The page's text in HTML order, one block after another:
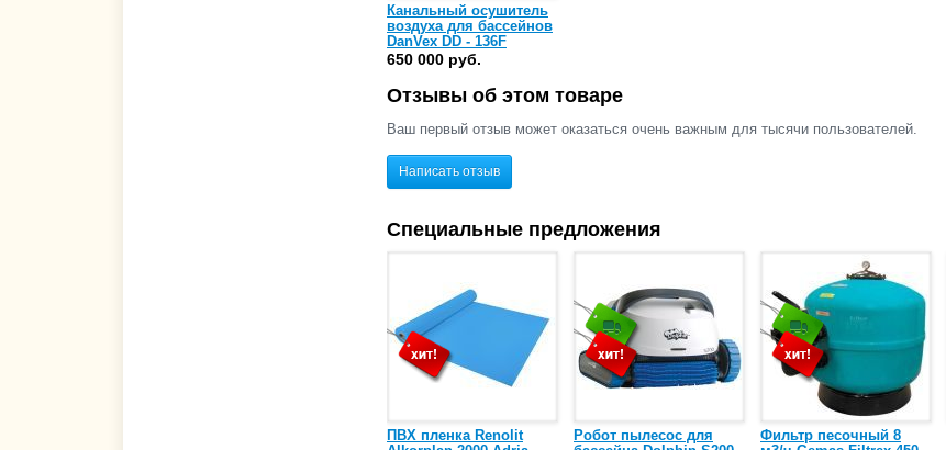
Канальный осушитель
воздуха для бассейнов
DanVex DD - 136F
650 000 руб.
Отзывы об этом товаре
Ваш первый отзыв может оказаться очень важным для тысячи пользователей.
Написать отзыв
Специальные предложения
ПВХ пленка Renolit
Робот пылесос для
Фильтр песочный 8